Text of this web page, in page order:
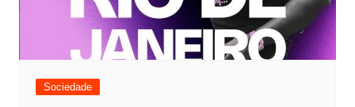
Sociedade